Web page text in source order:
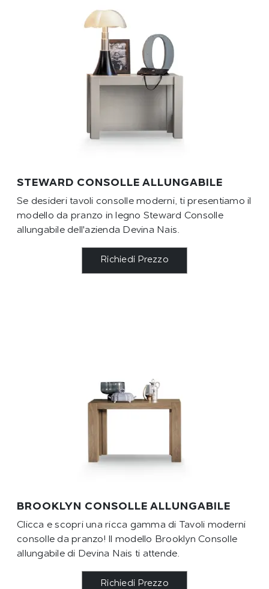
STEWARD CONSOLLE ALLUNGABILE
Se desideri tavoli consolle moderni, ti presentiamo il
modello da pranzo in legno Steward Consolle
allungabile dell'azienda Devina Nais.
Richiedi Prezzo
BROOKLYN CONSOLLE ALLUNGABILE
Clicca e scopri una ricca gamma di Tavoli moderni
consolle da pranzo! Il modello Brooklyn Consolle
allungabile di Devina Nais ti attende.
Richiedi Prezzo